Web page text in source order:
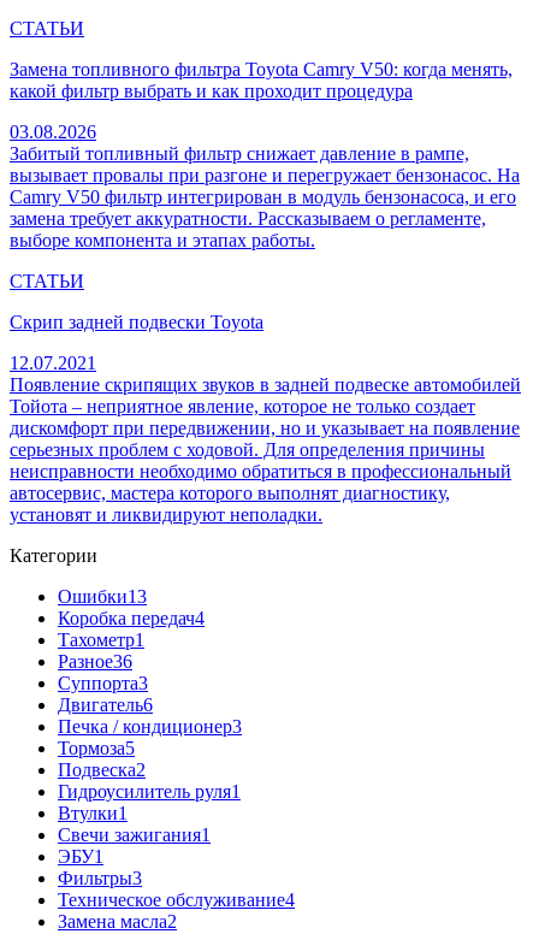
СТАТЬИ
Замена топливного фильтра Toyota Camry V50: когда менять,
какой фильтр выбрать и как проходит процедура
03.08.2026
Забитый топливный фильтр снижает давление в рампе,
вызывает провалы при разгоне и перегружает бензонасос. На
Camry V50 фильтр интегрирован в модуль бензонасоса, и его
замена требует аккуратности. Рассказываем о регламенте,
выборе компонента и этапах работы.
СТАТЬИ
Скрип задней подвески Toyota
12.07.2021
Появление скрипящих звуков в задней подвеске автомобилей
Тойота – неприятное явление, которое не только создает
дискомфорт при передвижении, но и указывает на появление
серьезных проблем с ходовой. Для определения причины
неисправности необходимо обратиться в профессиональный
автосервис, мастера которого выполнят диагностику,
установят и ликвидируют неполадки.
Категории
Ошибки13
Коробка передач4
Тахометр1
Разное36
Cуппорта3
Двигатель6
Печка / кондиционер3
Тормоза5
Подвеска2
Гидроусилитель руля1
Втулки1
Свечи зажигания1
ЭБУ1
Фильтры3
Техническое обслуживание4
Замена масла2